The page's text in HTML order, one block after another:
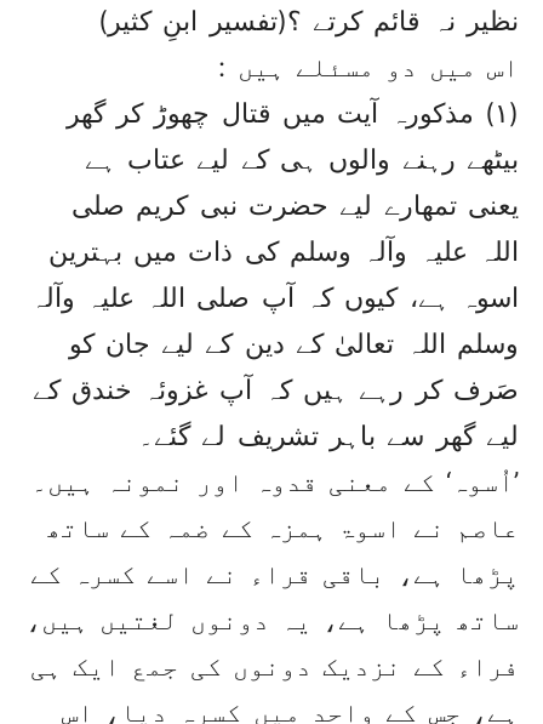
نظیر نہ قائم کرتے ؟(تفسیر ابنِ کثیر)
اس میں دو مسئلے ہیں :
(۱) مذکورہ آیت میں قتال چھوڑ کر گھر
بیٹھے رہنے والوں ہی کے لیے عتاب ہے
یعنی تمھارے لیے حضرت نبی کریم صلی
اللہ علیہ وآلہ وسلم کی ذات میں بہترین
اسوہ ہے، کیوں کہ آپ صلی اللہ علیہ وآلہ
وسلم اللہ تعالیٰ کے دین کے لیے جان کو
صَرف کر رہے ہیں کہ آپ غزوئہ خندق کے
لیے گھر سے باہر تشریف لے گئے۔
’اُسوہ‘ کے معنی قدوہ اور نمونہ ہیں۔
عاصم نے اسوۃ ہمزہ کے ضمہ کے ساتھ
پڑھا ہے، باقی قراء نے اسے کسرہ کے
ساتھ پڑھا ہے، یہ دونوں لغتیں ہیں،
فراء کے نزدیک دونوں کی جمع ایک ہی
ہے، جس کے واحد میں کسرہ دیا، اس